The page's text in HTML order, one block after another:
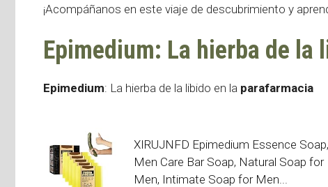
¡Acompáñanos en este viaje de descubrimiento y
Epimedium: La hierba de la
Epimedium: La hierba de la libido en la parafarmacia
XIRUJNFD Epimedium Essence Soap,
Men Care Bar Soap, Natural Soap for
Men, Intimate Soap for Men...